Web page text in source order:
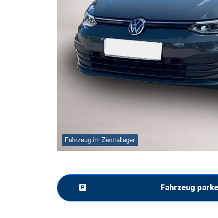
Fahrzeug im Zentrallager
Fahrzeug